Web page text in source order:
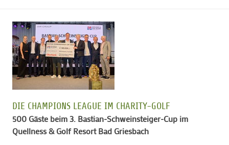
DIE CHAMPIONS LEAGUE IM CHARITY-GOLF
500 Gäste beim 3. Bastian-Schweinsteiger-Cup im
Quellness & Golf Resort Bad Griesbach